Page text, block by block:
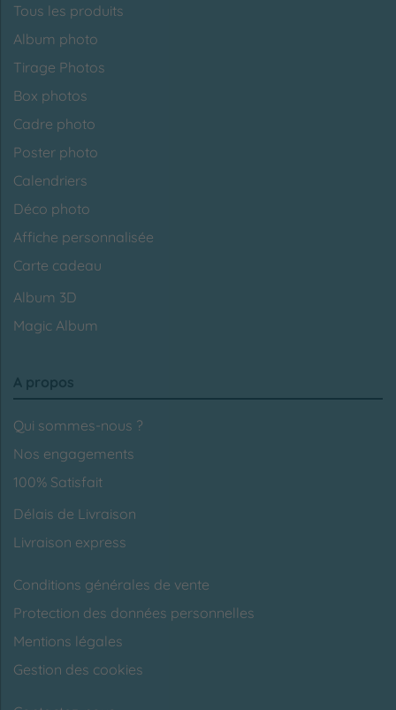
Tous les produits
Album photo
Tirage Photos
Box photos
Cadre photo
Poster photo
Calendriers
Déco photo
Affiche personnalisée
Carte cadeau
Album 3D
Magic Album
A propos
Qui sommes-nous ?
Nos engagements
100% Satisfait
Délais de Livraison
Livraison express
Conditions générales de vente
Protection des données personnelles
Mentions légales
Gestion des cookies